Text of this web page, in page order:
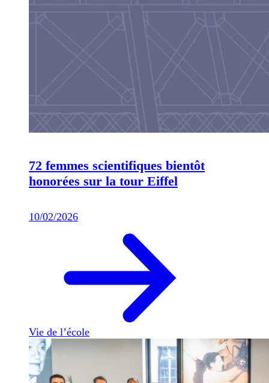
72 femmes scientifiques bientôt
honorées sur la tour Eiffel
10/02/2026
Vie de l’école